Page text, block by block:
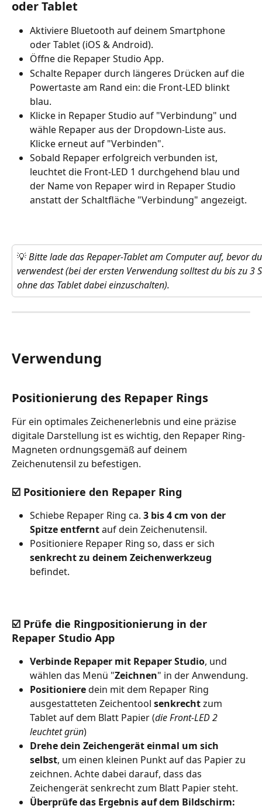
oder Tablet
Aktiviere Bluetooth auf deinem Smartphone
oder Tablet (iOS & Android).
Öffne die Repaper Studio App.
Schalte Repaper durch längeres Drücken auf die
Powertaste am Rand ein: die Front-LED blinkt
blau.
Klicke in Repaper Studio auf "Verbindung" und
wähle Repaper aus der Dropdown-Liste aus.
Klicke erneut auf "Verbinden".
Sobald Repaper erfolgreich verbunden ist,
leuchtet die Front-LED 1 durchgehend blau und
der Name von Repaper wird in Repaper Studio
anstatt der Schaltfläche "Verbindung" angezeigt.
💡 Bitte lade das Repaper-Tablet am Computer auf, bevor
verwendest (bei der ersten Verwendung solltest du bis zu 3
ohne das Tablet dabei einzuschalten).
Verwendung
Positionierung des Repaper Rings
Für ein optimales Zeichenerlebnis und eine präzise
digitale Darstellung ist es wichtig, den Repaper Ring-
Magneten ordnungsgemäß auf deinem
Zeichenutensil zu befestigen.
☑️ Positioniere den Repaper Ring
Schiebe Repaper Ring ca. 3 bis 4 cm von der
Spitze entfernt auf dein Zeichenutensil.
Positioniere Repaper Ring so, dass er sich
senkrecht zu deinem Zeichenwerkzeug
befindet.
☑️ Prüfe die Ringpositionierung in der
Repaper Studio App
Verbinde Repaper mit Repaper Studio, und
wählen das Menü "Zeichnen" in der Anwendung.
Positioniere dein mit dem Repaper Ring
ausgestatteten Zeichentool senkrecht zum
Tablet auf dem Blatt Papier (die Front-LED 2
leuchtet grün)
Drehe dein Zeichengerät einmal um sich
selbst, um einen kleinen Punkt auf das Papier zu
zeichnen. Achte dabei darauf, dass das
Zeichengerät senkrecht zum Blatt Papier steht.
Überprüfe das Ergebnis auf dem Bildschirm: